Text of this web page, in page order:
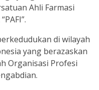
Ahli Farmasi
di wilayah
yang berazaskan
Organisasi Profesi